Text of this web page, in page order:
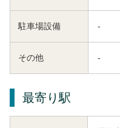
駐車場設備 -
その他 -
最寄り駅